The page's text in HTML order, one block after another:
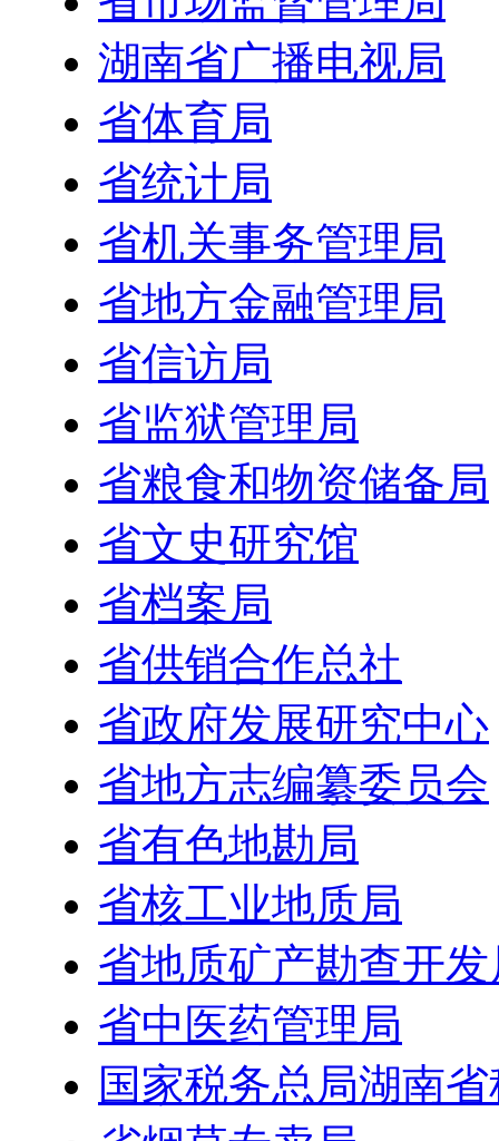
湖南省广播电视局
省体育局
省统计局
省机关事务管理局
省地方金融管理局
省信访局
省监狱管理局
省粮食和物资储备局
省文史研究馆
省档案局
省供销合作总社
省政府发展研究中心
省地方志编纂委员会
省有色地勘局
省核工业地质局
省地质矿产勘查开发
省中医药管理局
国家税务总局湖南